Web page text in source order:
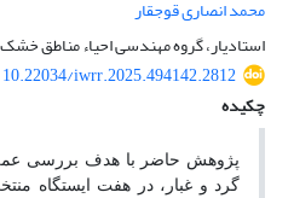
محمد انصاری قوجقار
استادیار، گروه مهندسی احیاء مناطق
10.22034/iwrr.2025.494142.2812
چکیده
پژوهش حاضر با هدف بررسی